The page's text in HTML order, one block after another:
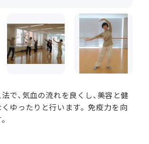
で、気血の流れを良くし、美容と健
ゆったりと行います。免疫力を向